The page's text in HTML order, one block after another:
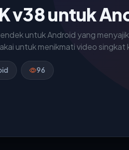
v38 untuk
untuk Android yang
untuk menikmati video singkat
96